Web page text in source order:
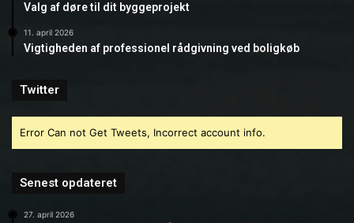
Valg af døre til dit byggeprojekt
11. april 2026
Vigtigheden af professionel rådgivning ved boligkøb
Twitter
Error Can not Get Tweets, Incorrect account info.
Senest opdateret
27. april 2026